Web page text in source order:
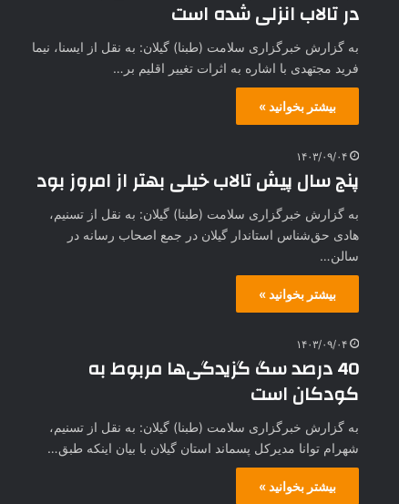
در تالاب انزلی شده است
به گزارش خبرگزاری سلامت (طبنا) گیلان: به نقل از ایسنا، نیما
فرید مجتهدی با اشاره به اثرات تغییر اقلیم بر…
بیشتر بخوانید »
۱۴۰۳/۰۹/۰۴
پنج سال پیش تالاب خیلی بهتر از امروز بود
به گزارش خبرگزاری سلامت (طبنا) گیلان: به نقل از تسنیم،
هادی حق‌شناس استاندار گیلان در جمع اصحاب رسانه در
سالن…
بیشتر بخوانید »
۱۴۰۳/۰۹/۰۴
40 درصد سگ گزیدگی‌ها مربوط به
کودکان است
به گزارش خبرگزاری سلامت (طبنا) گیلان: به نقل از تسنیم،
شهرام توانا مدیرکل پسماند استان گیلان با بیان اینکه طبق…
بیشتر بخوانید »